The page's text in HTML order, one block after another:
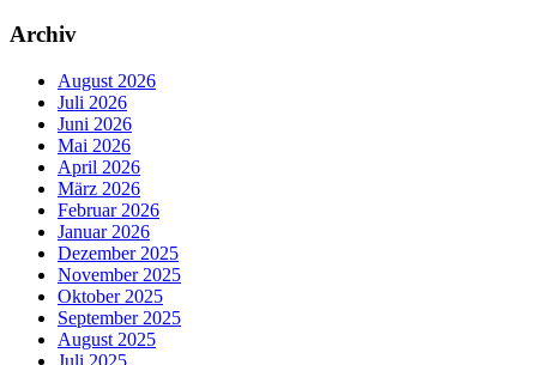
Archiv
August 2026
Juli 2026
Juni 2026
Mai 2026
April 2026
März 2026
Februar 2026
Januar 2026
Dezember 2025
November 2025
Oktober 2025
September 2025
August 2025
Juli 2025